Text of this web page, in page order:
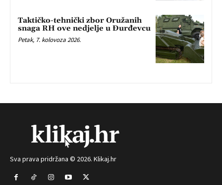
Taktičko-tehnički zbor Oružanih
snaga RH ove nedjelje u Đurđevcu
Petak, 7. kolovoza 2026.
Sva prava pridržana © 2026. Klikaj.hr